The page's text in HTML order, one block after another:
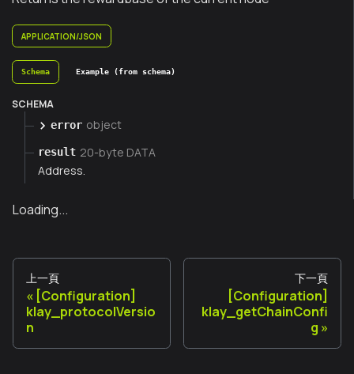
APPLICATION/JSON
Schema Example (from schema)
SCHEMA
error object
result 20-byte DATA
Address.
Loading...
上一頁
[Configuration]
klay_protocolVersio
n
下一頁
[Configuration]
klay_getChainConfi
g